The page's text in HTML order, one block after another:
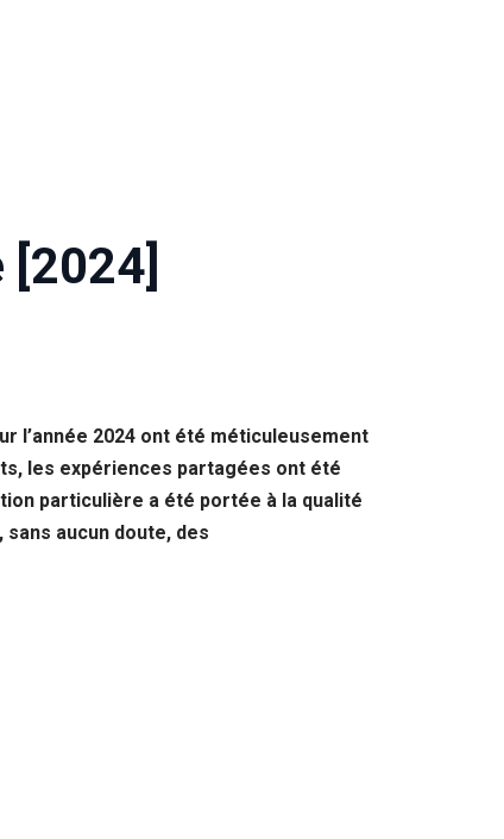
l’année 2024 ont été méticuleusement
les expériences partagées ont été
particulière a été portée à la qualité
aucun doute, des